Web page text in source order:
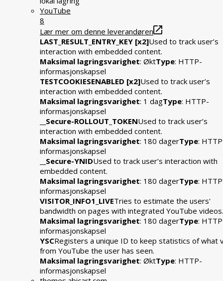
YouTube
8
Lær mer om denne leverandøren
LAST_RESULT_ENTRY_KEY [x2]Used to track user’s
interaction with embedded content.
Maksimal lagringsvarighet: ØktType: HTTP-
informasjonskapsel
TESTCOOKIESENABLED [x2]Used to track user’s
interaction with embedded content.
Maksimal lagringsvarighet: 1 dagType: HTTP-
informasjonskapsel
__Secure-ROLLOUT_TOKENUsed to track user’s
interaction with embedded content.
Maksimal lagringsvarighet: 180 dagerType:
informasjonskapsel
__Secure-YNIDUsed to track user’s interaction with
embedded content.
Maksimal lagringsvarighet: 180 dagerType:
informasjonskapsel
VISITOR_INFO1_LIVETries to estimate the users'
bandwidth on pages with integrated YouTube videos.
Maksimal lagringsvarighet: 180 dagerType:
informasjonskapsel
YSCRegisters a unique ID to keep statistics of what
from YouTube the user has seen.
Maksimal lagringsvarighet: ØktType: HTTP-
informasjonskapsel